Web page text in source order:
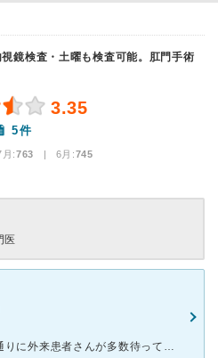
鏡検査・土曜も検査可能。肛門手術
3.35
5件
:763 | 6月:745
医
平日、受診しましたらいつも通りに外来患者さんが多数待っていました。 （信頼されている証拠） 最近、順番番号システムにて管理しているようなので、受診時間の目安になり、良いと思います。 また、先生方